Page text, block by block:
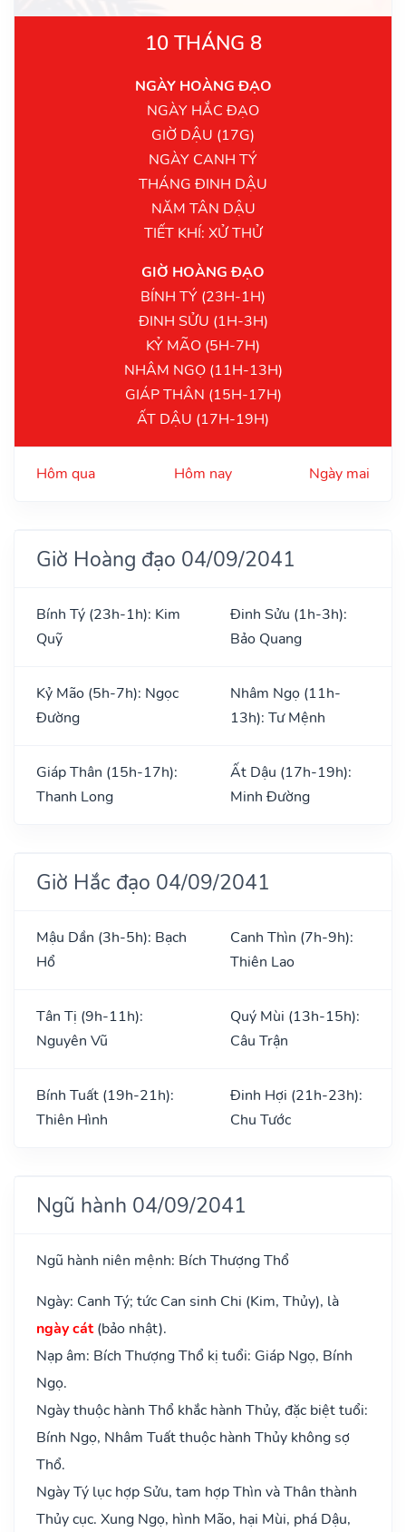
10 THÁNG 8
NGÀY HOÀNG ĐẠO
NGÀY HẮC ĐẠO
GIỜ DẬU (17G)
NGÀY CANH TÝ
THÁNG ĐINH DẬU
NĂM TÂN DẬU
TIẾT KHÍ: XỬ THỬ
GIỜ HOÀNG ĐẠO
BÍNH TÝ (23H-1H)
ĐINH SỬU (1H-3H)
KỶ MÃO (5H-7H)
NHÂM NGỌ (11H-13H)
GIÁP THÂN (15H-17H)
ẤT DẬU (17H-19H)
Hôm qua Hôm nay Ngày mai
Giờ Hoàng đạo 04/09/2041
Bính Tý (23h-1h): Kim
Quỹ
Đinh Sửu (1h-3h):
Bảo Quang
Kỷ Mão (5h-7h): Ngọc
Đường
Nhâm Ngọ (11h-
13h): Tư Mệnh
Giáp Thân (15h-17h):
Thanh Long
Ất Dậu (17h-19h):
Minh Đường
Giờ Hắc đạo 04/09/2041
Mậu Dần (3h-5h): Bạch
Hổ
Canh Thìn (7h-9h):
Thiên Lao
Tân Tị (9h-11h):
Nguyên Vũ
Quý Mùi (13h-15h):
Câu Trận
Bính Tuất (19h-21h):
Thiên Hình
Đinh Hợi (21h-23h):
Chu Tước
Ngũ hành 04/09/2041
Ngũ hành niên mệnh: Bích Thượng Thổ
Ngày: Canh Tý; tức Can sinh Chi (Kim, Thủy), là
ngày cát(bảo nhật).
Nạp âm: Bích Thượng Thổ kị tuổi: Giáp Ngọ, Bính
Ngọ.
Ngày thuộc hành Thổ khắc hành Thủy, đặc biệt tuổi:
Bính Ngọ, Nhâm Tuất thuộc hành Thủy không sợ
Thổ.
Ngày Tý lục hợp Sửu, tam hợp Thìn và Thân thành
Thủy cục. Xung Ngọ, hình Mão, hại Mùi, phá Dậu,